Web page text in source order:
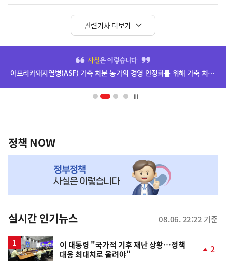
관련기사 더보기
단
영
아프리카돼지열병(ASF) 가축 처분 농가의 경영 안정화를 위해 가축 처분 보상금을 신속하게 지급하겠습니다.
책
NOW,
뉴
스
정책 NOW
실시간 인기뉴스 08.06. 22:22 기준
이 대통령 "국가적 기후 재난 상황…정책
대응 최대치로 올려야"
2